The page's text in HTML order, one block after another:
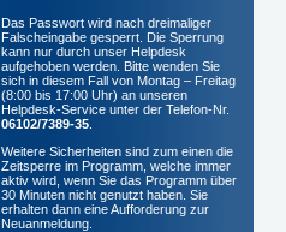
Das Passwort wird nach dreimaliger
Falscheingabe gesperrt. Die Sperrung
kann nur durch unser Helpdesk
aufgehoben werden. Bitte wenden Sie
sich in diesem Fall von Montag – Freitag
(8:00 bis 17:00 Uhr) an unseren
Helpdesk-Service unter der Telefon-Nr.
06102/7389-35
Weitere Sicherheiten sind zum einen die
Zeitsperre im Programm, welche immer
aktiv wird, wenn Sie das Programm über
30 Minuten nicht genutzt haben. Sie
erhalten dann eine Aufforderung zur
Neuanmeldung.